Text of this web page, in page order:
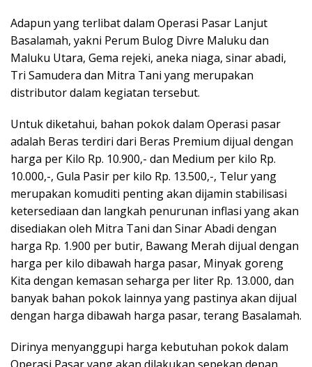
Adapun yang terlibat dalam Operasi Pasar Lanjut
Basalamah, yakni Perum Bulog Divre Maluku dan
Maluku Utara, Gema rejeki, aneka niaga, sinar abadi,
Tri Samudera dan Mitra Tani yang merupakan
distributor dalam kegiatan tersebut.
Untuk diketahui, bahan pokok dalam Operasi pasar
adalah Beras terdiri dari Beras Premium dijual dengan
harga per Kilo Rp. 10.900,- dan Medium per kilo Rp.
10.000,-, Gula Pasir per kilo Rp. 13.500,-, Telur yang
merupakan komuditi penting akan dijamin stabilisasi
ketersediaan dan langkah penurunan inflasi yang akan
disediakan oleh Mitra Tani dan Sinar Abadi dengan
harga Rp. 1.900 per butir, Bawang Merah dijual dengan
harga per kilo dibawah harga pasar, Minyak goreng
Kita dengan kemasan seharga per liter Rp. 13.000, dan
banyak bahan pokok lainnya yang pastinya akan dijual
dengan harga dibawah harga pasar, terang Basalamah.
Dirinya menyanggupi harga kebutuhan pokok dalam